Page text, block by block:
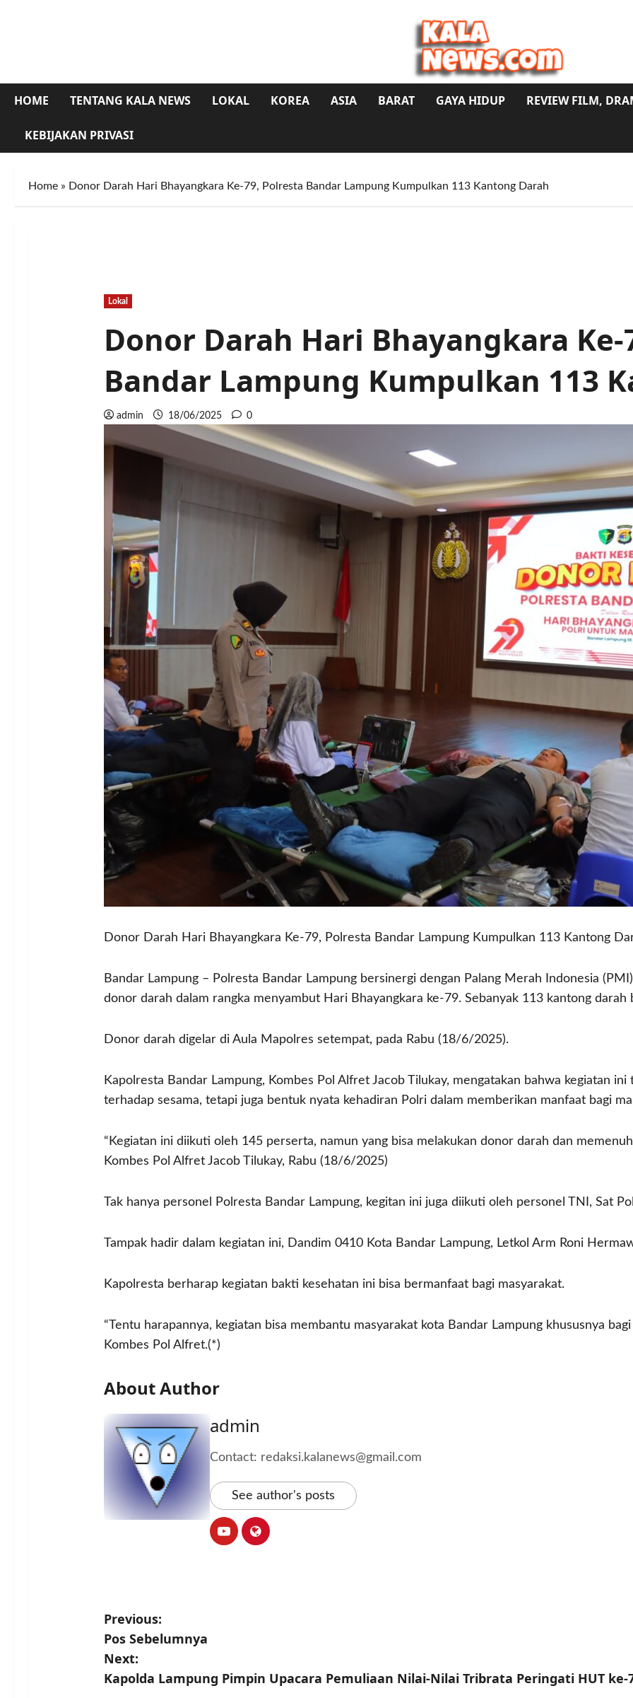
HOME TENTANG KALA NEWS LOKAL KOREA ASIA BARAT GAYA HIDUP REVIEW FILM,
KEBIJAKAN PRIVASI
Home » Donor Darah Hari Bhayangkara Ke-79, Polresta Bandar Lampung Kumpulkan 113 Kantong Darah
Lokal
Donor Darah Hari Bhayangkara
Bandar Lampung Kumpulkan 113
admin 18/06/2025 0
Donor Darah Hari Bhayangkara Ke-79, Polresta Bandar Lampung Kumpulkan 113 Kantong
Bandar Lampung – Polresta Bandar Lampung bersinergi dengan Palang Merah Indonesia
donor darah dalam rangka menyambut Hari Bhayangkara ke-79. Sebanyak 113 kantong darah
Donor darah digelar di Aula Mapolres setempat, pada Rabu (18/6/2025).
Kapolresta Bandar Lampung, Kombes Pol Alfret Jacob Tilukay, mengatakan bahwa kegiatan
terhadap sesama, tetapi juga bentuk nyata kehadiran Polri dalam memberikan manfaat bagi
“Kegiatan ini diikuti oleh 145 perserta, namun yang bisa melakukan donor darah dan
Kombes Pol Alfret Jacob Tilukay, Rabu (18/6/2025)
Tak hanya personel Polresta Bandar Lampung, kegitan ini juga diikuti oleh personel TNI, Sat
Tampak hadir dalam kegiatan ini, Dandim 0410 Kota Bandar Lampung, Letkol Arm Roni
Kapolresta berharap kegiatan bakti kesehatan ini bisa bermanfaat bagi masyarakat.
“Tentu harapannya, kegiatan bisa membantu masyarakat kota Bandar Lampung khususnya
Kombes Pol Alfret.(*)
About Author
admin
Contact: redaksi.kalanews@gmail.com
See author's posts
P
o
s
Previous:
Pos Sebelumnya
Next:
Kapolda Lampung Pimpin Upacara Pemuliaan Nilai-Nilai Tribrata Peringati HUT ke-